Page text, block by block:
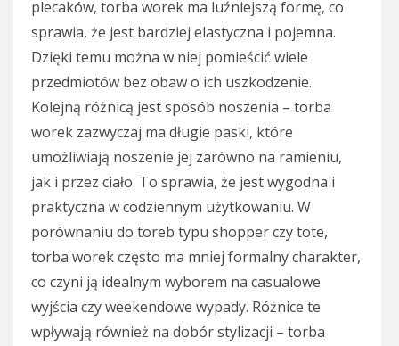
plecaków, torba worek ma luźniejszą formę, co
sprawia, że jest bardziej elastyczna i pojemna.
Dzięki temu można w niej pomieścić wiele
przedmiotów bez obaw o ich uszkodzenie.
Kolejną różnicą jest sposób noszenia – torba
worek zazwyczaj ma długie paski, które
umożliwiają noszenie jej zarówno na ramieniu,
jak i przez ciało. To sprawia, że jest wygodna i
praktyczna w codziennym użytkowaniu. W
porównaniu do toreb typu shopper czy tote,
torba worek często ma mniej formalny charakter,
co czyni ją idealnym wyborem na casualowe
wyjścia czy weekendowe wypady. Różnice te
wpływają również na dobór stylizacji – torba